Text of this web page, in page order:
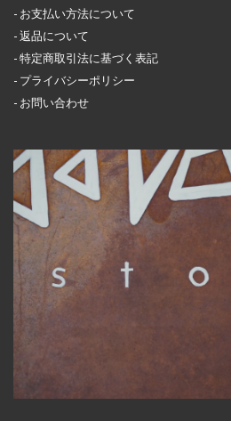
お支払い方法について
返品について
特定商取引法に基づく表記
プライバシーポリシー
お問い合わせ